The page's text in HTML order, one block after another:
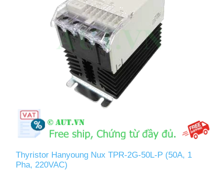
Thyristor Hanyoung Nux TPR-2G-50L-P (50A, 1
Pha, 220VAC)